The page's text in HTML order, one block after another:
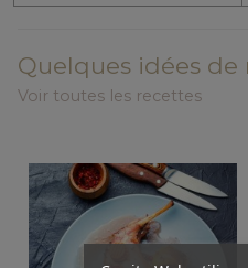
Quelques idées de
Voir toutes les recettes